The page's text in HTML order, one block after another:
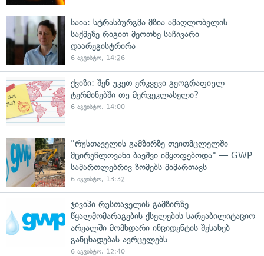
საია: სტრასბურგმა მზია ამაღლობელის
საქმეზე რიგით მეოთხე საჩივარი
დაარეგისტრირა
6 აგვისტო, 14:26
ქვიზი: შენ უკეთ ერკვევი გეოგრაფიულ
ტერმინებში თუ მერვეკლასელი?
6 აგვისტო, 14:00
"რუსთაველის გამზირზე თვითმცლელში
მცირეწლოვანი ბავშვი იმყოფებოდა" — GWP
სამართლებრივ ზომებს მიმართავს
6 აგვისტო, 13:32
ჯივიპი რუსთაველის გამზირზე
წყალმომარაგების ქსელების სარეაბილიტაციო
არეალში მომხდარი ინციდენტის შესახებ
განცხადებას ავრცელებს
6 აგვისტო, 12:40